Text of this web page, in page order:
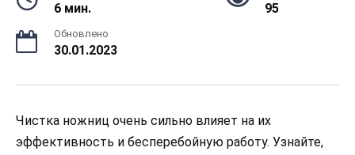
6 мин. 95
Обновлено
30.01.2023
Чистка ножниц очень сильно влияет на их
эффективность и бесперебойную работу. Узнайте,